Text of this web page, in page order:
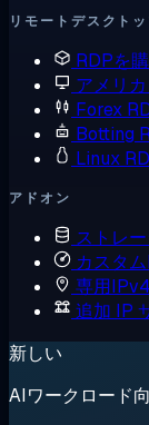
リモートデスクト
RDPを
アメリ
Forex
Botting
Linux
アドオン
ストレ
カスタ
専用IPv4
追加 IP
新しい
AIワークロード